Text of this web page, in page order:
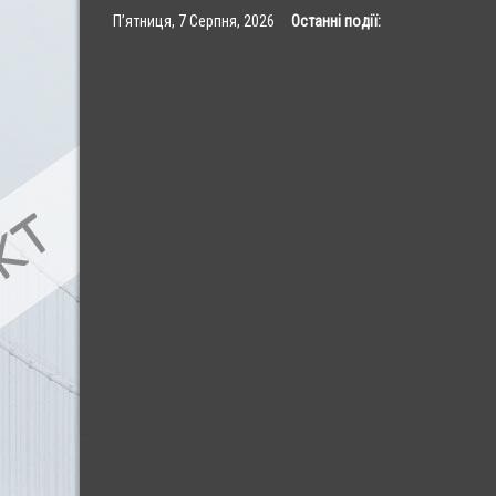
П’ятниця, 7 Серпня, 2026 Останні події: